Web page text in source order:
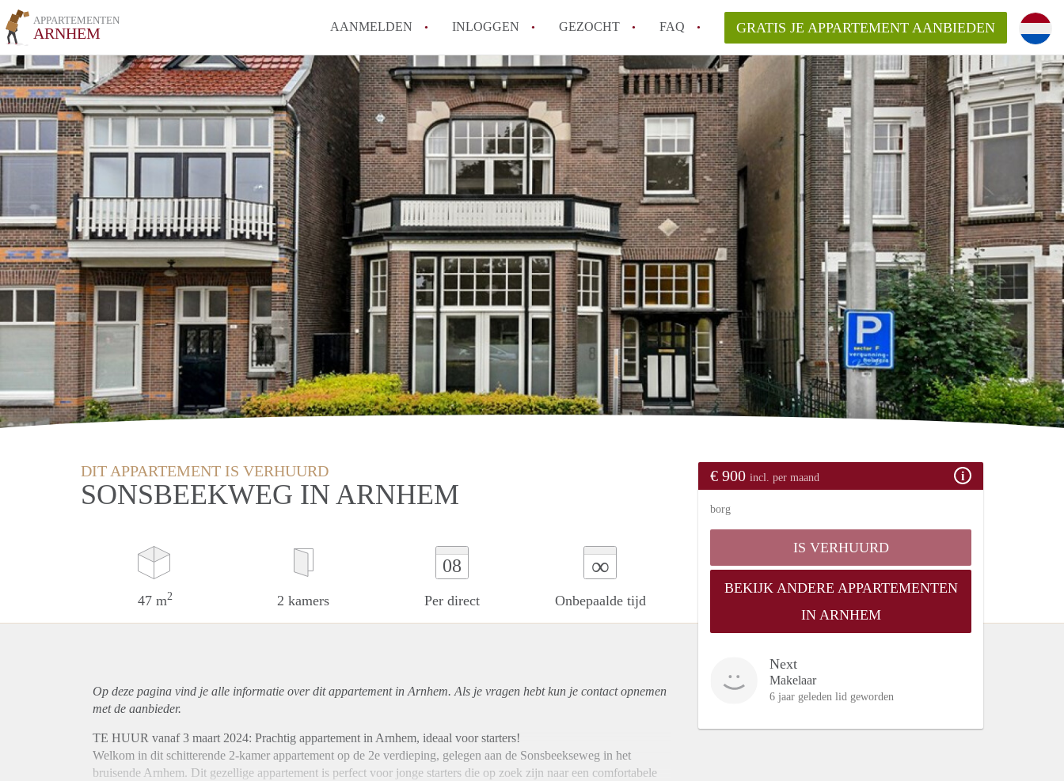
APPARTEMENTEN
ARNHEM AANMELDEN INLOGGEN GEZOCHT FAQ
How to translate AppartementenArnhem!
Wat is AppartementenArnhem?
Hoeveel kost het om te reageren op een Appartement in Arnhem?
Wat is de privacyverklaring van AppartementenArnhem?
Berekent AppartementenArnhem
makelaarsvergoeding/bemiddelingsvergoeding?
Alle veelgestelde vragen
GRATIS JE APPARTEMENT AANBIEDEN
DIT APPARTEMENT IS VERHUURD
SONSBEEKWEG IN ARNHEM
47 m2 2 kamers
08
Per direct
∞
Onbepaalde tijd
€ 900 incl. per maand
borg
IS VERHUURD
BEKIJK ANDERE APPARTEMENTEN
IN ARNHEM
Next
Makelaar
6 jaar geleden lid geworden
Op deze pagina vind je alle informatie over ditappartementin Arnhem. Als je vragen hebt kun je contact opnemen
met de aanbieder.
TE HUUR vanaf 3 maart 2024: Prachtig appartement in Arnhem, ideaal voor starters!
Welkom in dit schitterende 2-kamer appartement op de 2e verdieping, gelegen aan de Sonsbeekseweg in het
bruisende Arnhem. Dit gezellige appartement is perfect voor jonge starters die op zoek zijn naar een comfortabele